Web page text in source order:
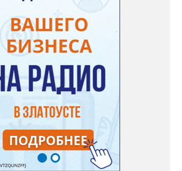
кавалерийский пистолет образца 1839
в палаточном лагере на берегу Ая близ
открытый городской фестиваль авторской
Юрия Зыкова «На арбузных корках». В
«Металлург», «Лесная сказка» -
«День физкультурника». С 11-00 до 19-
- книжная выставка «Дачные
города, по расписанию сеансов –
орёл» (12+), «За любовь» (16+),
(18+). По «Пушкинской карте»: «Мой
домой» (6+), «На деревню
орёл» (12+). Обсуждение новости
vk.com/newszlatoust74